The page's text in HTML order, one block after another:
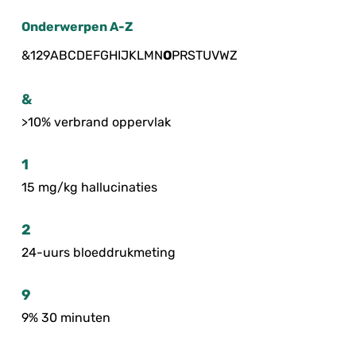
Onderwerpen A-Z
&129ABCDEFGHIJKLMNOPRSTUVWZ
&
>10% verbrand oppervlak
1
15 mg/kg hallucinaties
2
24-uurs bloeddrukmeting
9
9% 30 minuten